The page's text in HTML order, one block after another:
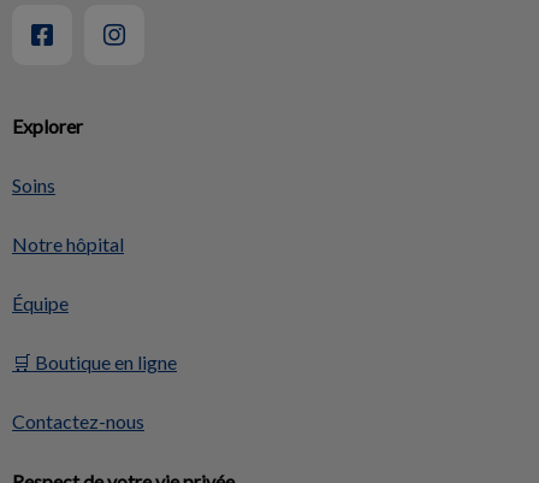
Explorer
Soins
Notre hôpital
Équipe
🛒 Boutique en ligne
Contactez-nous